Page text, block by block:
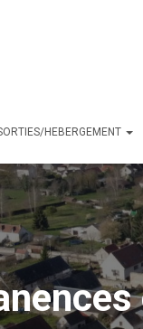
HEBERGEMENT